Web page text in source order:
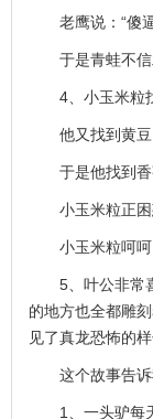
老鹰说：“傻逼
于是青蛙不信
4、小玉米粒找
他又找到黄豆:“
于是他找到香蕉
小玉米粒正困
小玉米粒呵呵
5、叶公非常喜
的地方也全都雕
见了真龙恐怖的
这个故事告诉
1、一头驴每天